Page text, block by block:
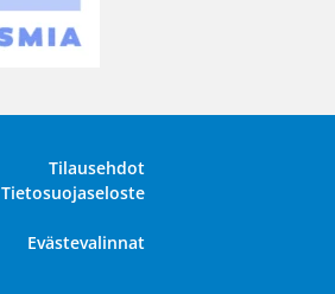
Tilausehdot
Tietosuojaseloste
Evästevalinnat